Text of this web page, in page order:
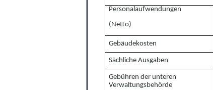
Personalaufwendungen
(Netto)
Gebäudekosten
Sächliche Ausgaben
Gebühren der unteren
Verwaltungsbehörde